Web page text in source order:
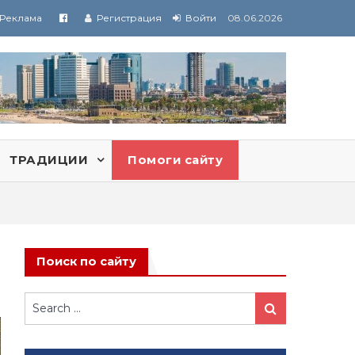
Реклама Регистрация Войти 08.06.2026
ТРАДИЦИИ Помоги сайту
Поиск по сайту
Search
for:
Search